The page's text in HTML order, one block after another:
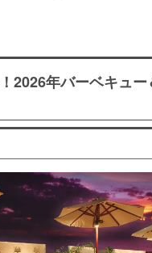
2026年バーベキュ